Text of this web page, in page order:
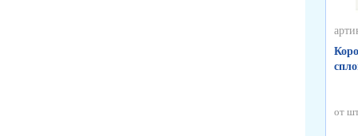
от